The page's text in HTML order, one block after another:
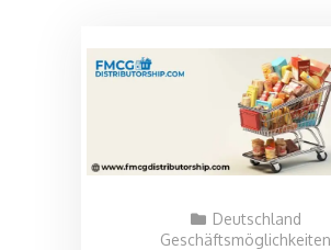
Deutschland
Geschäftsmöglichkeiten